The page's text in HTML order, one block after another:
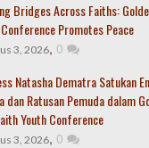
Bridges Across Faiths:
Promotes Peace
3, 2026, 0
Natasha Dematra Satukan
dan Ratusan Pemuda dalam
Youth Conference
3, 2026, 0